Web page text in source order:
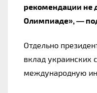
рекомендации не
Олимпиаде», —
Отдельно
вклад украинских
международную